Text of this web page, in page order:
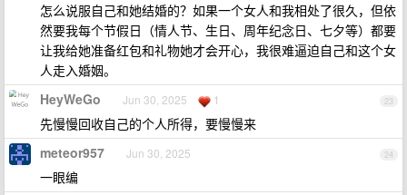
怎么说服自己和她结婚的？如果一个女人和我相处了很久，但依
然要我每个节假日（情人节、生日、周年纪念日、七夕等）都要
让我给她准备红包和礼物她才会开心，我很难逼迫自己和这个女
人走入婚姻。
23
HeyWeGo Jun 30, 2025 1
先慢慢回收自己的个人所得，要慢慢来
24
meteor957 Jun 30, 2025
一眼编